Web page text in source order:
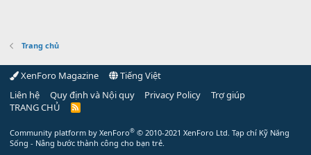
Trang chủ
XenForo Magazine
Tiếng Việt
Liên hệ
Quy định và Nội quy Privacy Policy
Trợ giúp
TRANG CHỦ
R
Community platform by XenForo® © 2010-2021 XenForo Ltd. Tạp chí Kỹ Năng
Sống - Nâng bước thành công cho bạn trẻ.